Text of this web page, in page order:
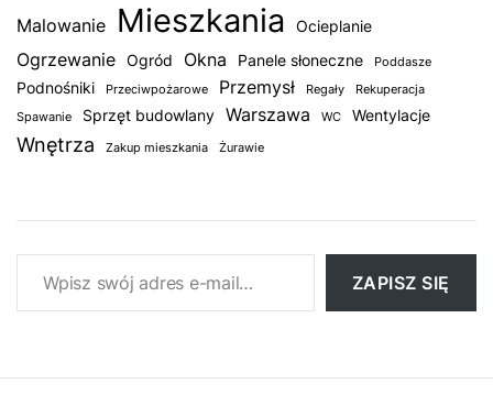
Malowanie Mieszkania Ocieplanie
Ogrzewanie Ogród Okna Panele słoneczne Poddasze
Podnośniki Przeciwpożarowe Przemysł Regały
Rekuperacja
Spawanie
Sprzęt budowlany Warszawa WC Wentylacje
Wnętrza Zakup mieszkania Żurawie
Wpisz swój adres e-mail…
ZAPISZ SIĘ